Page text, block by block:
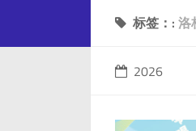
标签：: 洛
2026